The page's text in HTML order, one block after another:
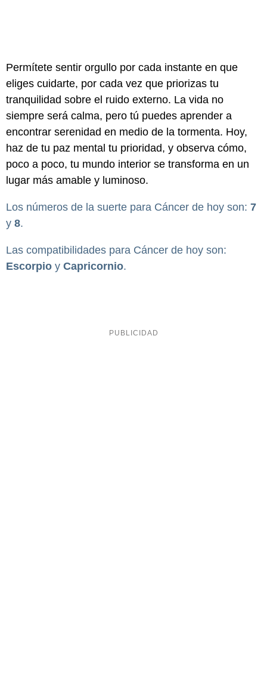
Permítete sentir orgullo por cada instante en que
eliges cuidarte, por cada vez que priorizas tu
tranquilidad sobre el ruido externo. La vida no
siempre será calma, pero tú puedes aprender a
encontrar serenidad en medio de la tormenta. Hoy,
haz de tu paz mental tu prioridad, y observa cómo,
poco a poco, tu mundo interior se transforma en un
lugar más amable y luminoso.
Los números de la suerte para Cáncer de hoy son: 7
y 8.
Las compatibilidades para Cáncer de hoy son:
Escorpio y Capricornio.